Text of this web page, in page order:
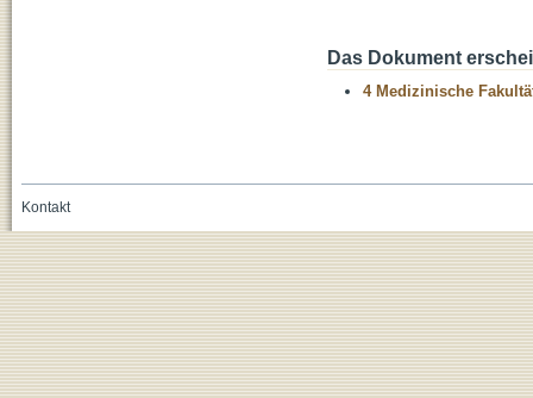
Das Dokument
4 Medizinische
Kontakt